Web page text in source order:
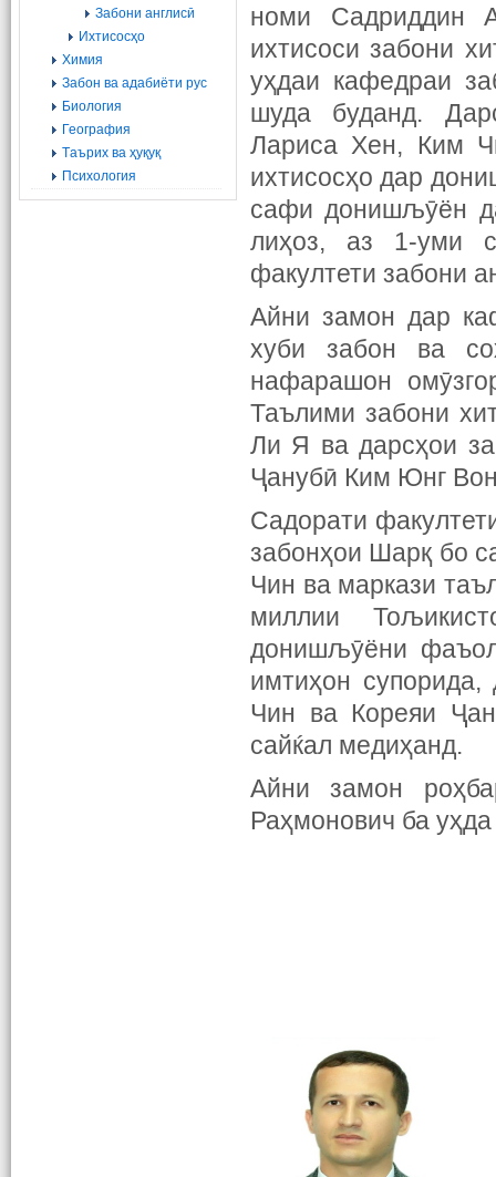
Забони англисӣ
Ихтисосҳо
Химия
Забон ва адабиёти рус
Биология
География
Tаърих ва ҳуқуқ
Психология
номи Садриддин
ихтисоси забони
уҳдаи кафедраи
шуда буданд.
Лариса Хен, Ким
ихтисосҳо дар
сафи донишљӯён
лиҳоз, аз 1-уми
факултети забони
Айни замон дар
хуби забон ва
нафарашон
Таълими забони
Ли Я ва дарсҳои
Ҷанубӣ Ким Юнг
Садорати
забонҳои Шарқ бо
Чин ва маркази
миллии
донишљӯёни
имтиҳон
Чин ва Кореяи
сайќал медиҳанд.
Айни замон
Раҳмонович ба